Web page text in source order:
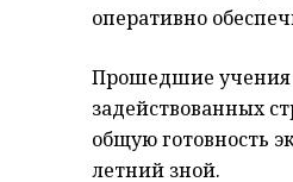
оперативно
Прошедшие учения
задействованных
общую готовность
летний зной.